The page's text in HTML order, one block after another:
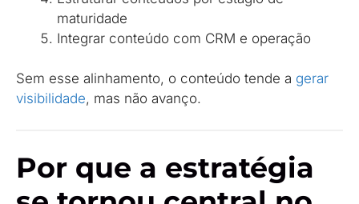
maturidade
Integrar conteúdo com CRM e operação
Sem esse alinhamento, o conteúdo tende a gerar
visibilidade, mas não avanço.
Por que a estratégia